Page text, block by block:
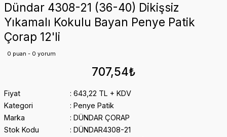
Dündar 4308-21 (36-40) Dikişsiz
Yıkamalı Kokulu Bayan Penye Patik
Çorap 12'li
0 puan - 0 yorum
707,54₺
Fiyat
643,22 TL + KDV
Kategori
Penye Patik
Marka
DÜNDAR ÇORAP
Stok Kodu
DÜNDAR4308-21